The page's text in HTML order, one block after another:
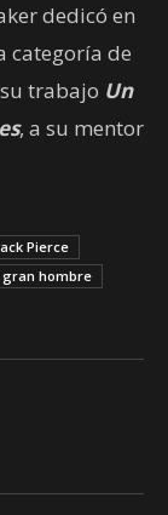
dedicó en
categoría de
trabajo Un
, a su mentor
Pierce
gran hombre